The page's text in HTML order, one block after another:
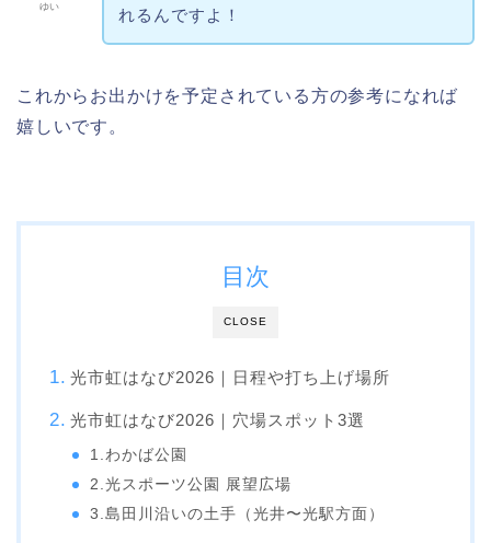
ゆい
れるんですよ！
これからお出かけを予定されている方の参考になれば
嬉しいです。
CLOSE
目次
光市虹はなび2026｜日程や打ち上げ場所
光市虹はなび2026｜穴場スポット3選
1.わかば公園
2.光スポーツ公園 展望広場
3.島田川沿いの土手（光井〜光駅方面）